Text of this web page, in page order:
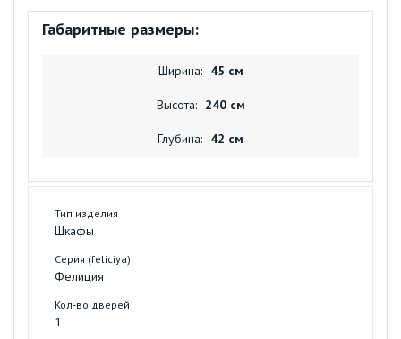
Габаритные размеры:
Ширина: 45 см
Высота: 240 см
Глубина: 42 см
Тип изделия
Шкафы
Серия (feliciya)
Фелиция
Кол-во дверей
1